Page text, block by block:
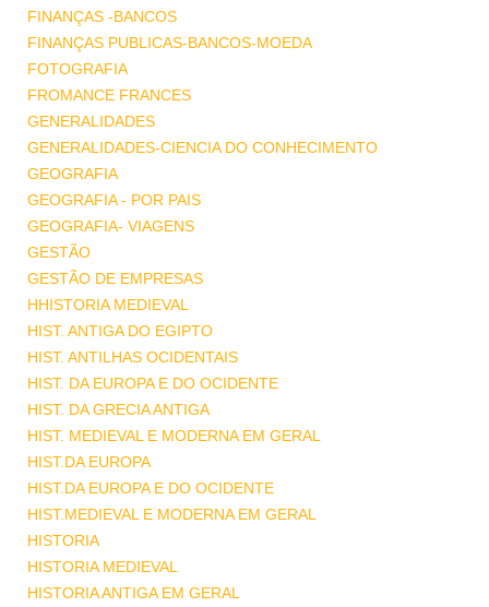
FINANÇAS -BANCOS
FINANÇAS PUBLICAS-BANCOS-MOEDA
FOTOGRAFIA
FROMANCE FRANCES
GENERALIDADES
GENERALIDADES-CIENCIA DO CONHECIMENTO
GEOGRAFIA
GEOGRAFIA - POR PAIS
GEOGRAFIA- VIAGENS
GESTÃO
GESTÃO DE EMPRESAS
HHISTORIA MEDIEVAL
HIST. ANTIGA DO EGIPTO
HIST. ANTILHAS OCIDENTAIS
HIST. DA EUROPA E DO OCIDENTE
HIST. DA GRECIA ANTIGA
HIST. MEDIEVAL E MODERNA EM GERAL
HIST.DA EUROPA
HIST.DA EUROPA E DO OCIDENTE
HIST.MEDIEVAL E MODERNA EM GERAL
HISTORIA
HISTORIA MEDIEVAL
HISTORIA ANTIGA EM GERAL